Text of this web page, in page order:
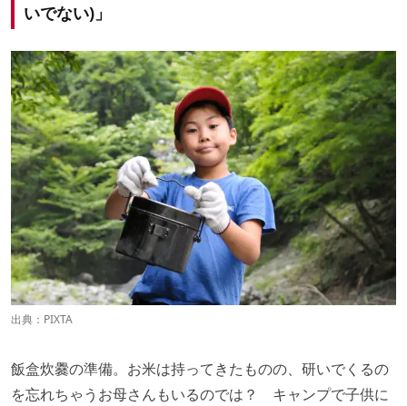
いでない)」
出典： PIXTA
飯盒炊爨の準備。お米は持ってきたものの、研いでくるの
を忘れちゃうお母さんもいるのでは？ キャンプで子供に